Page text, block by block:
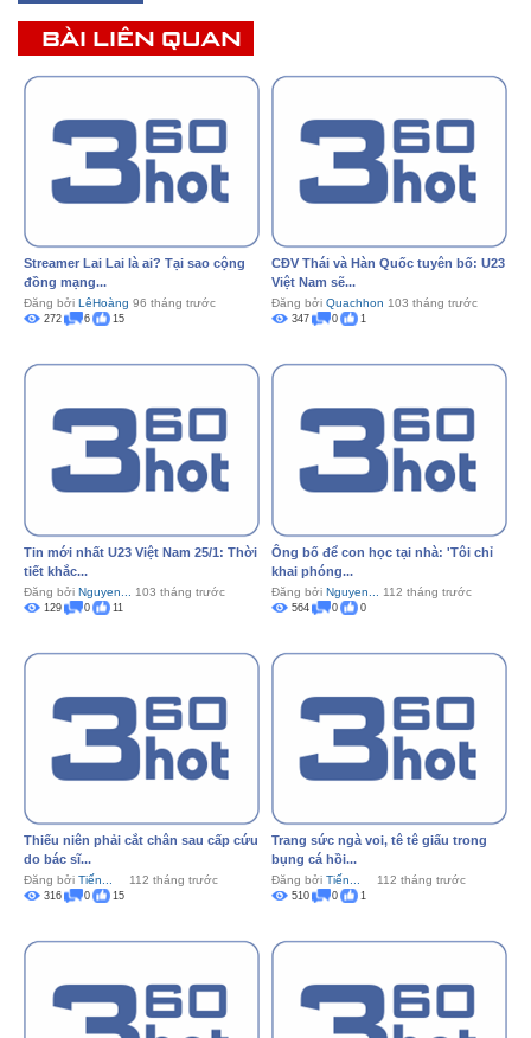
BÀI LIÊN QUAN
Streamer Lai Lai là ai? Tại sao cộng
đồng mạng...
Đăng bởi LêHoàng 96 tháng trước
272 6 15
CĐV Thái và Hàn Quốc tuyên bố: U23
Việt Nam sẽ...
Đăng bởi Quachhon 103 tháng trước
347 0 1
Tin mới nhất U23 Việt Nam 25/1: Thời
tiết khắc...
Đăng bởi Nguyen... 103 tháng trước
129 0 11
Ông bố để con học tại nhà: 'Tôi chỉ
khai phóng...
Đăng bởi Nguyen... 112 tháng trước
564 0 0
Thiếu niên phải cắt chân sau cấp cứu
do bác sĩ...
Đăng bởi Tiến... 112 tháng trước
316 0 15
Trang sức ngà voi, tê tê giấu trong
bụng cá hồi...
Đăng bởi Tiến... 112 tháng trước
510 0 1